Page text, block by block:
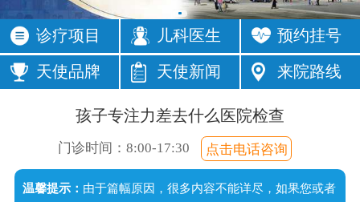
按症状
活动过多 频繁眨眼
发育落后
成绩差
癫痫
按症状
常流口水
足外翻
诊疗项目 儿科医生 预约挂号
天使品牌 天使新闻 来院路线
孩子专注力差去什么医院检查
门诊时间：8:00-17:30 点击电话咨询
温馨提示： 由于篇幅原因，很多内容不能详尽，如果您或者